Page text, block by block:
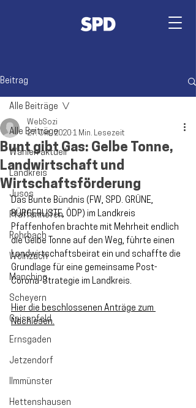
Beitrag
Alle Beiträge
Wahlen aktuell
Landkreis
Jusos
Pfaffenhofen
Rohrbach
Wolnzach
Manching
Scheyern
Geisenfeld
Ernsgaden
Jetzendorf
Ilmmünster
Hettenshausen
Alle Beiträge
Bunt gibt Gas: Gelbe Tonne,
Landwirtschaft und
Wirtschaftsförderung
WebSozi
27. Okt. 2020 1 Min. Lesezeit
Das Bunte Bündnis (FW, SPD. GRÜNE,
BÜRGERLISTE, ÖDP) im Landkreis
Pfaffenhofen brachte mit Mehrheit endlich
die Gelbe Tonne auf den Weg, führte einen
Landwirtschaftsbeirat ein und schaffte die
Grundlage für eine gemeinsame Post-
Corona-Strategie im Landkreis.
Hier die beschlossenen Anträge zum
Nachlesen.